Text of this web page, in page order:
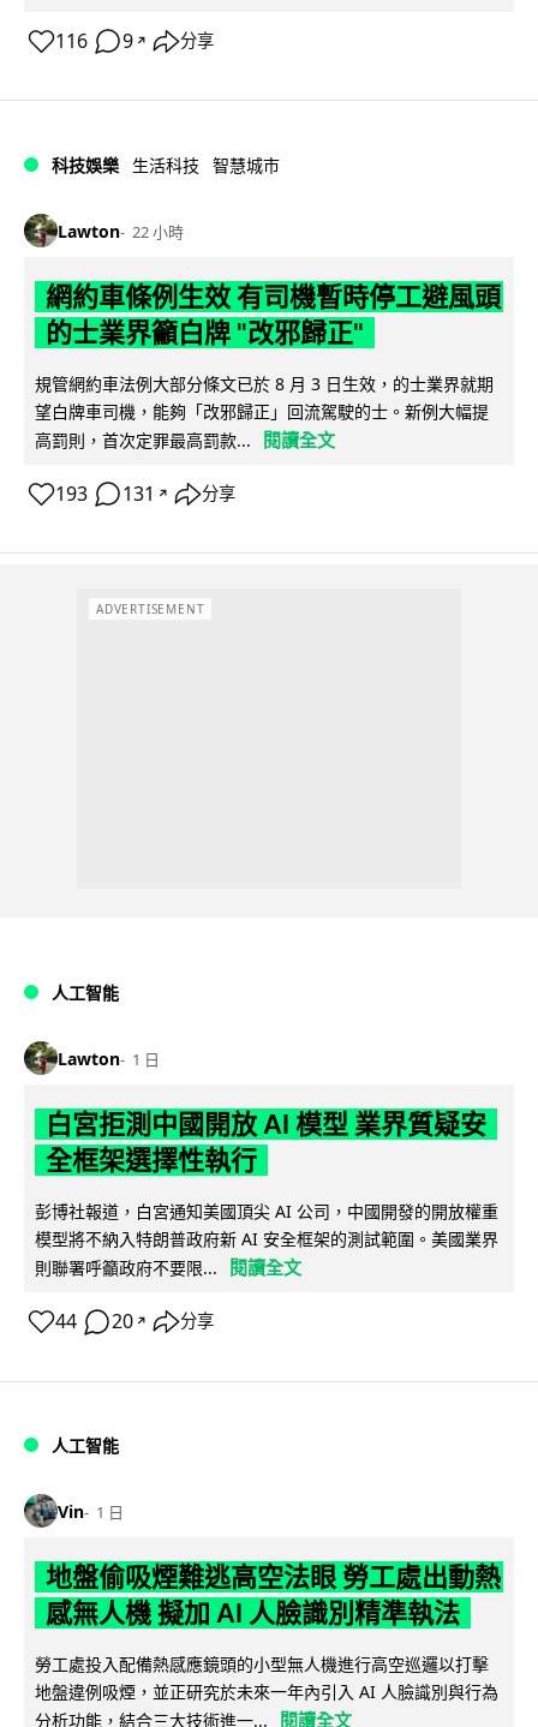
116 9 ↗ 分享
科技娛樂 生活科技 智慧城市
Lawton 22 小時
網約車條例生效 有司機暫時停工避風頭
的士業界籲白牌 "改邪歸正"
規管網約車法例大部分條文已於 8 月 3 日生效，的士業界就期
望白牌車司機，能夠「改邪歸正」回流駕駛的士。新例大幅提
高罰則，首次定罪最高罰款...
閱讀全文
193 131 ↗ 分享
ADVERTISEMENT
人工智能
Lawton 1 日
白宮拒測中國開放 AI 模型 業界質疑安
全框架選擇性執行
彭博社報道，白宮通知美國頂尖 AI 公司，中國開發的開放權重
模型將不納入特朗普政府新 AI 安全框架的測試範圍。美國業界
則聯署呼籲政府不要限...
閱讀全文
44 20 ↗ 分享
人工智能
Vin 1 日
地盤偷吸煙難逃高空法眼 勞工處出動熱
感無人機 擬加 AI 人臉識別精準執法
勞工處投入配備熱感應鏡頭的小型無人機進行高空巡邏以打擊
地盤違例吸煙，並正研究於未來一年內引入 AI 人臉識別與行為
分析功能，結合三大技術進一...
閱讀全文